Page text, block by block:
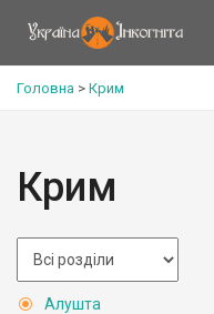
Головна > Крим
Крим
Алушта